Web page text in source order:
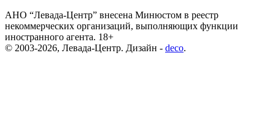
АНО “Левада-Центр” внесена Минюстом в реестр
некоммерческих организаций, выполняющих функции
иностранного агента. 18+
© 2003-2026, Левада-Центр. Дизайн - deco.